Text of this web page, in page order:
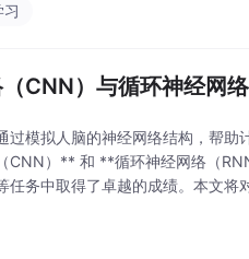
CNN）与循环神经网络
模拟人脑的神经网络结构，帮助
CNN）** 和 **循环神经网络（
务中取得了卓越的成绩。本文将